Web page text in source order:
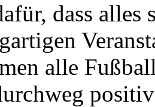
dass
alle